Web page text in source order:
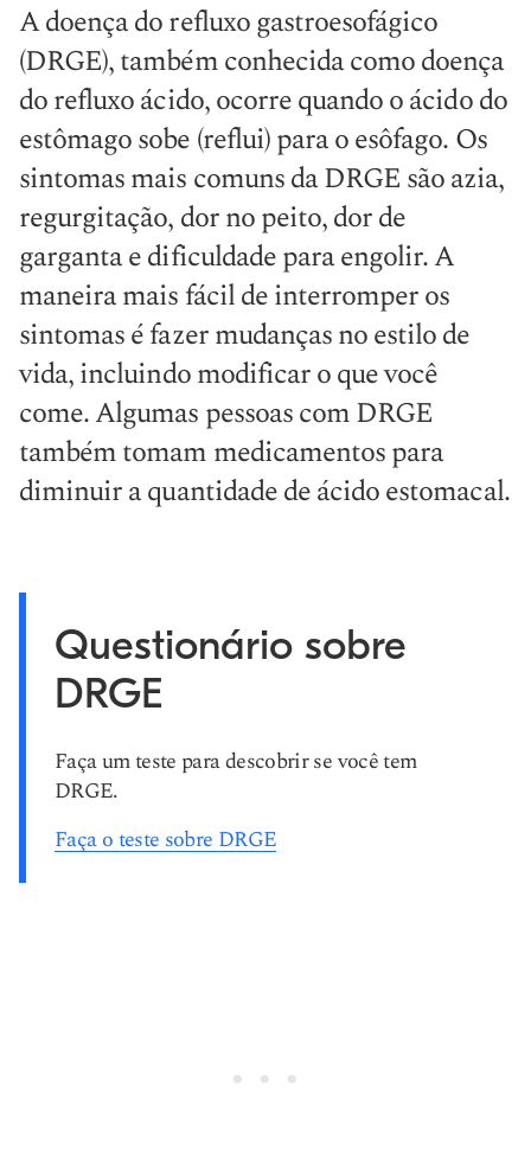
A doença do refluxo gastroesofágico
(DRGE), também conhecida como doença
do refluxo ácido, ocorre quando o ácido do
estômago sobe (reflui) para o esôfago. Os
sintomas mais comuns da DRGE são azia,
regurgitação, dor no peito, dor de
garganta e dificuldade para engolir. A
maneira mais fácil de interromper os
sintomas é fazer mudanças no estilo de
vida, incluindo modificar o que você
come. Algumas pessoas com DRGE
também tomam medicamentos para
diminuir a quantidade de ácido estomacal.
Questionário sobre
DRGE
Faça um teste para descobrir se você tem
DRGE.
Faça o teste sobre DRGE